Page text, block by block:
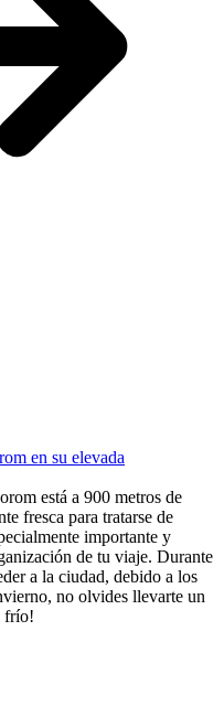
en su elevada
está a 900 metros de
fresca para tratarse de
importante y
de tu viaje. Durante
a la ciudad, debido a los
no olvides llevarte un
frío!